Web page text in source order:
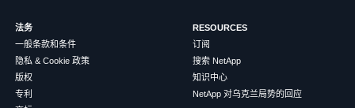
法务
一般条款和条件
隐私 & Cookie 政策
版权
专利
RESOURCES
订阅
搜索 NetApp
知识中心
NetApp 对乌克兰局势的回应